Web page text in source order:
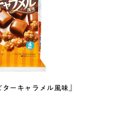
ーキャラメル風味』